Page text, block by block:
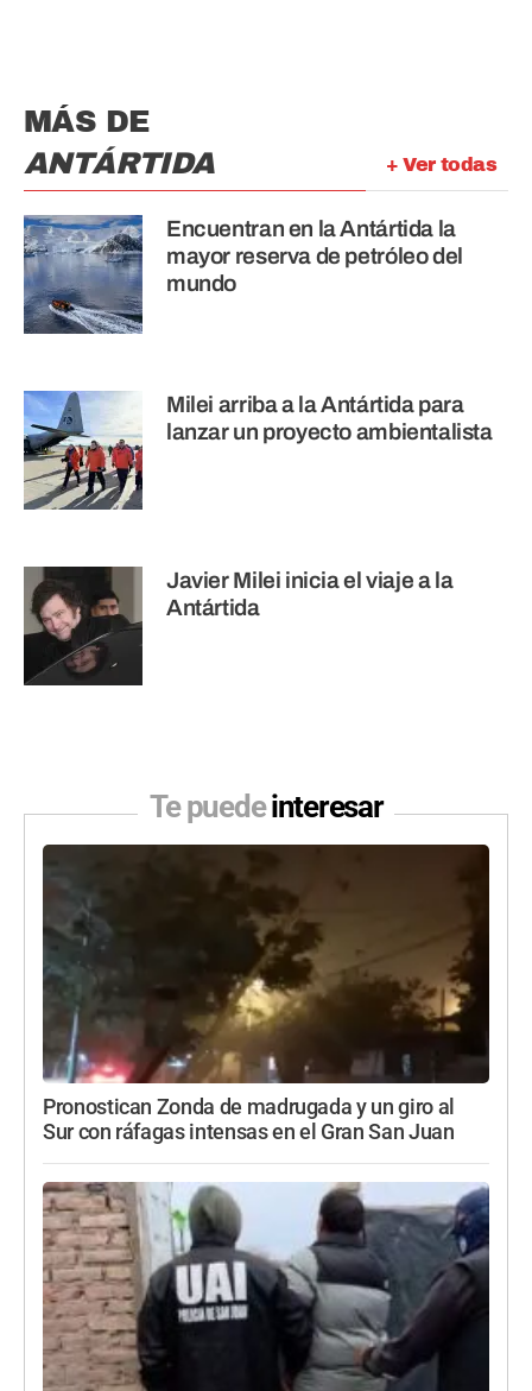
+ Ver todas
MÁS DE
ANTÁRTIDA
Encuentran en la Antártida la
mayor reserva de petróleo del
mundo
Milei arriba a la Antártida para
lanzar un proyecto ambientalista
Javier Milei inicia el viaje a la
Antártida
Te puedeinteresar
Pronostican Zonda de madrugada y un giro al
Sur con ráfagas intensas en el Gran San Juan